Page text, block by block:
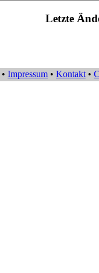
Letzte
• Impressum • Kontakt •